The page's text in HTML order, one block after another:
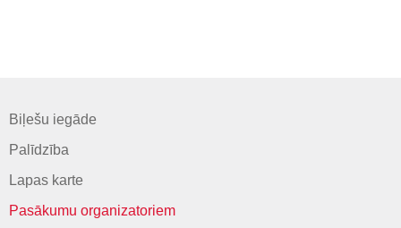
Biļešu iegāde
Palīdzība
Lapas karte
Pasākumu organizatoriem